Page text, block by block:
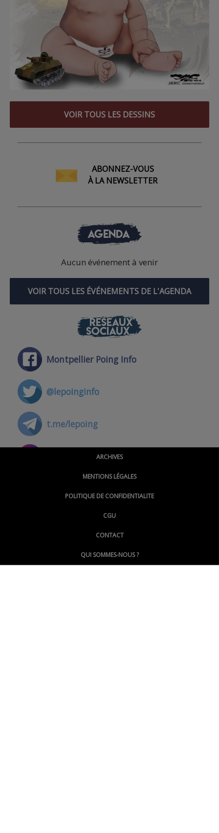
VOIR TOUS LES DESSINS
ABONNEZ-VOUS
À LA NEWSLETTER
AGENDA
Aucun événement à venir
VOIR TOUS LES ÉVÉNEMENTS DE L'AGENDA
RÉSEAUX
SOCIAUX
Montpellier Poing Info
@lepoinginfo
t.me/lepoing
@montpellierpoinginfo
@LePoingMontpellier
ARCHIVES
MENTIONS LÉGALES
POLITIQUE DE CONFIDENTIALITE
CGU
CONTACT
QUI SOMMES-NOUS ?